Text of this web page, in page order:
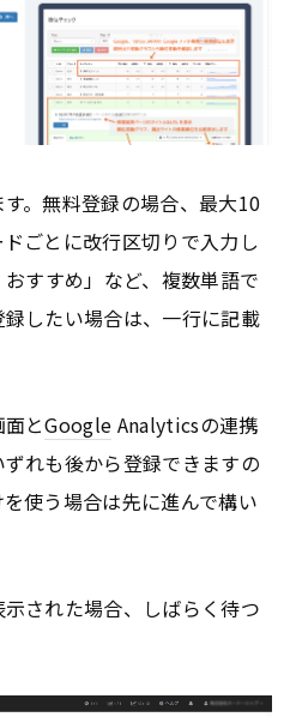
。無料登録の場合、最大10
ごとに改行区切りで入力し
すすめ」など、複数単語で
したい場合は、一行に記載
面とGoogle Analyticsの連携
れも後から登録できますの
使う場合は先に進んで構い
された場合、しばらく待つ